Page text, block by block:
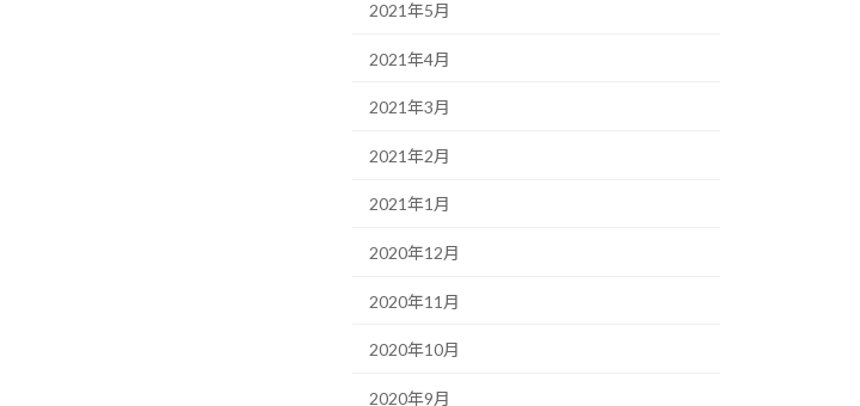
2021年5月
2021年4月
2021年3月
2021年2月
2021年1月
2020年12月
2020年11月
2020年10月
2020年9月